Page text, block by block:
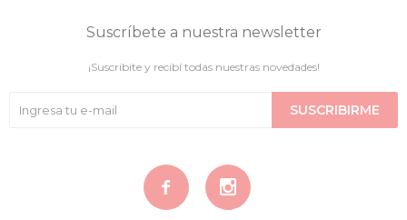
Suscríbete a nuestra newsletter
¡Suscribite y recibí todas nuestras novedades!
SUSCRIBIRME
 